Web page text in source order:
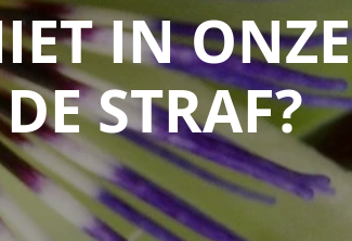
IN ONZE
STRAF?